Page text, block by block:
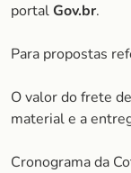
portalGov.br.
Para propostas
O valor do frete
material e a
Cronograma da